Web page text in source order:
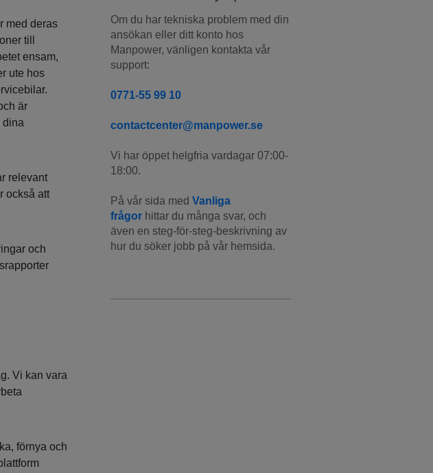
med deras
till
ensam,
ute hos
är
dina
relevant
också att
och
Vi kan vara
förnya och
Om du har tekniska problem med din
ansökan eller ditt konto hos
Manpower, vänligen kontakta vår
support:
0771-55 99 10
contactcenter@manpower.se
Vi har öppet helgfria vardagar 07:00-
18:00.
På vår sida med Vanliga
frågor hittar du många svar, och
även en steg-för-steg-beskrivning av
hur du söker jobb på vår hemsida.